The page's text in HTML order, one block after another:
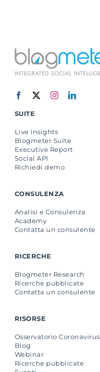
SUITE
Live Insights
Blogmeter Suite
Executive Report
Social API
Richiedi demo
CONSULENZA
Analisi e Consulenza
Academy
Contatta un consulente
RICERCHE
Blogmeter Research
Ricerche pubblicate
Contatta un consulente
RISORSE
Osservatorio Coronavirus
Blog
Webinar
Ricerche pubblicate